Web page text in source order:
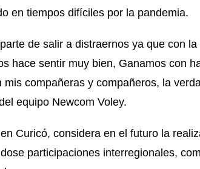
en tiempos difíciles por la pandemia.
de salir a distraernos ya que con
hace sentir muy bien, Ganamos con
compañeras y compañeros, la
equipo Newcom Voley.
Curicó, considera en el futuro la
participaciones interregionales,